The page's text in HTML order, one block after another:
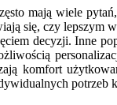
mają wiele
się, czy lepszym
decyzji. Inne
komfort
potrzeb